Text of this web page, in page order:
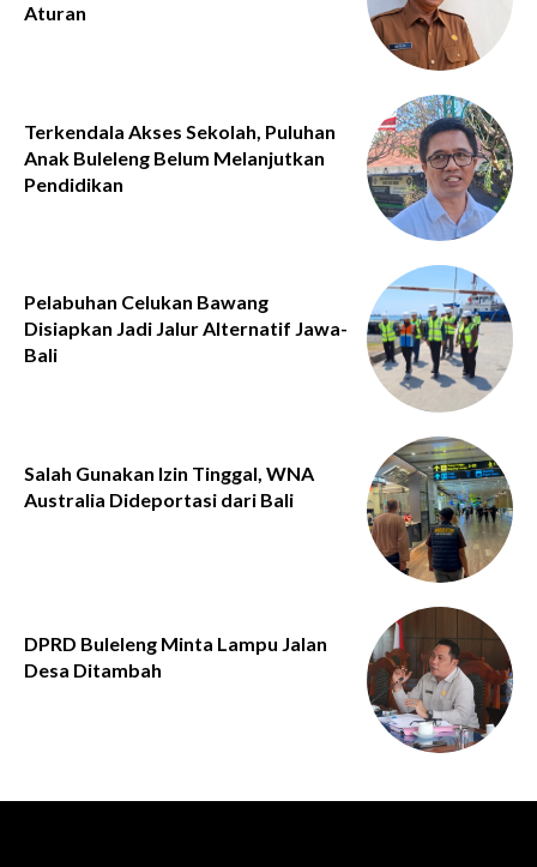
Aturan
Terkendala Akses Sekolah, Puluhan
Anak Buleleng Belum Melanjutkan
Pendidikan
Pelabuhan Celukan Bawang
Disiapkan Jadi Jalur Alternatif Jawa-
Bali
Salah Gunakan Izin Tinggal, WNA
Australia Dideportasi dari Bali
DPRD Buleleng Minta Lampu Jalan
Desa Ditambah